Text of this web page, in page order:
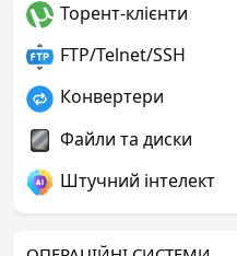
Торент-клієнти
FTP/Telnet/SSH
Конвертери
Файли та диски
Штучний інтелект